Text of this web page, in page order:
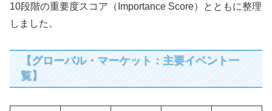
10段階の重要度スコア（Importance Score）とともに整理
しました。
【グローバル・マーケット：主要イベント一
覧】